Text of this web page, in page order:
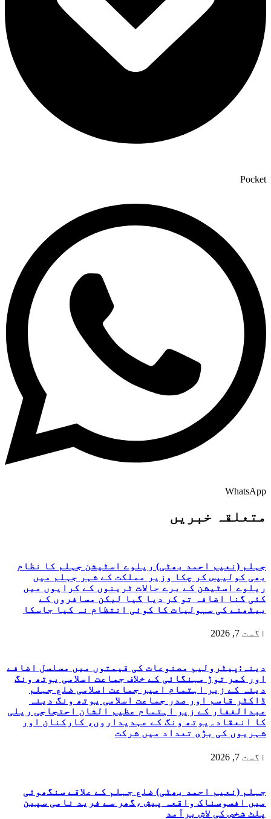
Pocket
WhatsApp
متعلقہ خبریں
جہلم (نعیم احمد بھٹی) ریلوے اسٹیشن جہلم کا نظام
بھی کولیپس کر چکا وزیر مملکت کے شہر جہلم میں
ریلوے اسٹیشن کے برے حالات ٹرینوں کے کرایوں میں
کئی گنا اضافہ تو کر دیا گیا لیکن مسافروں کے
بیٹھنے کی سہولیات کا کوئی انتظام نہ کیا جاسکا
اگست 7, 2026
دینہ:پیٹرولیم مصنوعات کی قیمتوں میں مسلسل اضافے
اور کمر توڑ مہنگائی کے خلاف جماعت اسلامی یوتھ ونگ
دینہ کے زیر اہتمام امیر جماعت اسلامی ضلع جہلم
ڈاکٹر قاسم اور صدر جماعت اسلامی یوتھ ونگ دینہ
عبدالغفار کے زیر اہتمام عظیم الشان احتجاجی ریلی
کا انعقاد۔یوتھ ونگ کے عہدیداروں، کارکنان اور
شہریوں کی بڑی تعداد میں شرکت
اگست 7, 2026
جہلم (نعیم احمد بھٹی) ضلع جہلم کے علاقے سنگھوئی
میں افسوسناک واقعہ پیش ،گھر سے فرید نامی سپین
پلٹ شخص کی لاش برآمد